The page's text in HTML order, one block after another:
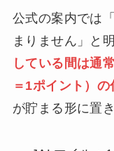
公式の案内では
まりません」と
している間は通
＝1ポイント）の
が貯まる形に置